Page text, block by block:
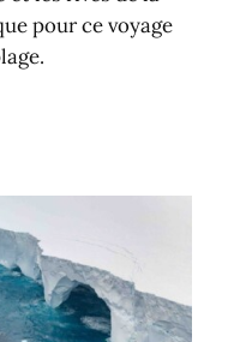
pour ce voyage